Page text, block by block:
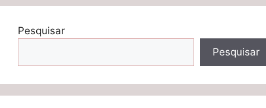
Pesquisar
Pesquisar